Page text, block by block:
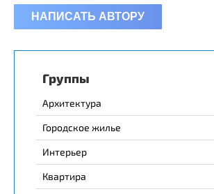
НАПИСАТЬ АВТОРУ
Группы
Архитектура
Городское жилье
Интерьер
Квартира